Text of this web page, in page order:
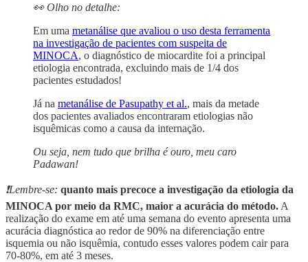
👀 Olho no detalhe:
Em uma metanálise que avaliou o uso desta ferramenta
na investigação de pacientes com suspeita de
MINOCA, o diagnóstico de miocardite foi a principal
etiologia encontrada, excluindo mais de 1/4 dos
pacientes estudados!
Já na metanálise de Pasupathy et al., mais da metade
dos pacientes avaliados encontraram etiologias não
isquêmicas como a causa da internação.
Ou seja, nem tudo que brilha é ouro, meu caro
Padawan!
❗Lembre-se: quanto mais precoce a investigação da etiologia da
MINOCA por meio da RMC, maior a acurácia do método. A
realização do exame em até uma semana do evento apresenta uma
acurácia diagnóstica ao redor de 90% na diferenciação entre
isquemia ou não isquêmia, contudo esses valores podem cair para
70-80%, em até 3 meses.